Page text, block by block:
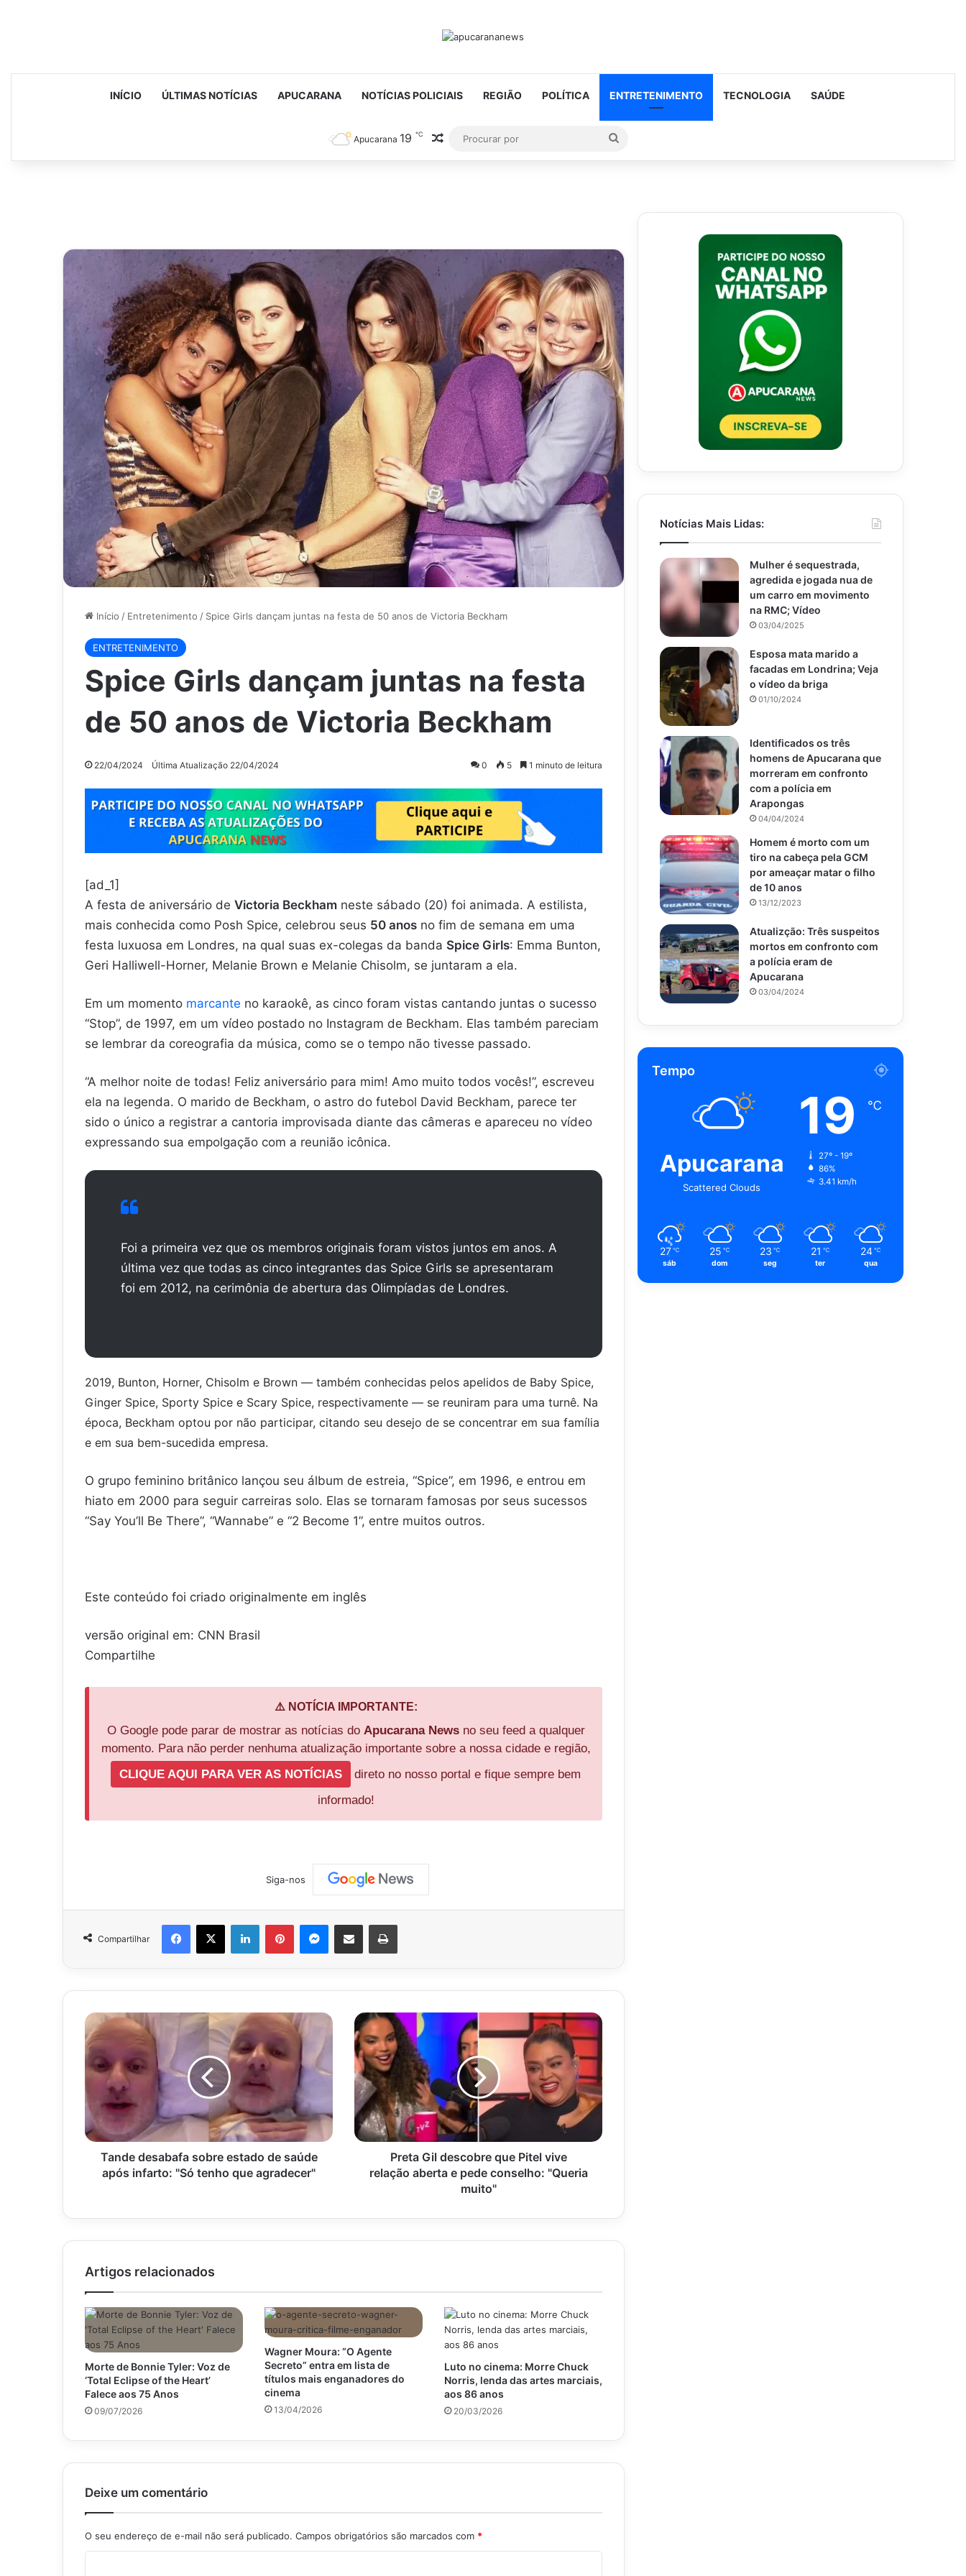
INÍCIO ÚLTIMAS NOTÍCIAS APUCARANA NOTÍCIAS POLICIAIS REGIÃO POLÍTICA ENTRETENIMENTO TECNOLOGIA SAÚDE
Apucarana 19 ℃ Artigo aleatório
Procurar
por
Início / Entretenimento / Spice Girls dançam juntas na festa de 50 anos de Victoria Beckham
ENTRETENIMENTO
Spice Girls dançam juntas na festa
de 50 anos de Victoria Beckham
22/04/2024 Última Atualização 22/04/2024 0 5 1 minuto de leitura
[ad_1]
A festa de aniversário de Victoria Beckham neste sábado (20) foi animada. A estilista,
mais conhecida como Posh Spice, celebrou seus 50 anos no fim de semana em uma
festa luxuosa em Londres, na qual suas ex-colegas da banda Spice Girls: Emma Bunton,
Geri Halliwell-Horner, Melanie Brown e Melanie Chisolm, se juntaram a ela.
Em um momento marcante no karaokê, as cinco foram vistas cantando juntas o sucesso
“Stop”, de 1997, em um vídeo postado no Instagram de Beckham. Elas também pareciam
se lembrar da coreografia da música, como se o tempo não tivesse passado.
“A melhor noite de todas! Feliz aniversário para mim! Amo muito todos vocês!”, escreveu
ela na legenda. O marido de Beckham, o astro do futebol David Beckham, parece ter
sido o único a registrar a cantoria improvisada diante das câmeras e apareceu no vídeo
expressando sua empolgação com a reunião icônica.
Foi a primeira vez que os membros originais foram vistos juntos em anos. A
última vez que todas as cinco integrantes das Spice Girls se apresentaram
foi em 2012, na cerimônia de abertura das Olimpíadas de Londres.
2019, Bunton, Horner, Chisolm e Brown — também conhecidas pelos apelidos de Baby Spice,
Ginger Spice, Sporty Spice e Scary Spice, respectivamente — se reuniram para uma turnê. Na
época, Beckham optou por não participar, citando seu desejo de se concentrar em sua família
e em sua bem-sucedida empresa.
O grupo feminino britânico lançou seu álbum de estreia, “Spice”, em 1996, e entrou em
hiato em 2000 para seguir carreiras solo. Elas se tornaram famosas por seus sucessos
“Say You’ll Be There”, “Wannabe” e “2 Become 1”, entre muitos outros.
Este conteúdo foi criado originalmente em inglês
versão original em: CNN Brasil
Compartilhe
⚠️ NOTÍCIA IMPORTANTE:
O Google pode parar de mostrar as notícias do Apucarana Newsno seu feed a qualquer
momento. Para não perder nenhuma atualização importante sobre a nossa cidade e região,
CLIQUE AQUI PARA VER AS NOTÍCIAS
direto no nosso portal e fique sempre bem
informado!
Siga-nos
Compartilhar
Facebook
X LinkedinPinterestMessenger
Compartilhar via e-mail Imprimir
Tande
desabafa
sobre
estado
saúde
após
infarto:
"Só
tenhoTande desabafa sobre estado de saúde
após infarto: "Só tenho que agradecer"
Preta
Gil
descobre
que
Pitel
vive
relação
aberta
e
conselho:
Preta Gil descobre que Pitel vive
relação aberta e pede conselho: "Queria
muito"
Artigos relacionados
Morte de Bonnie Tyler: Voz de
‘Total Eclipse of the Heart’
Falece aos 75 Anos
09/07/2026
Wagner Moura: “O Agente
Secreto” entra em lista de
títulos mais enganadores do
cinema
13/04/2026
Luto no cinema: Morre Chuck
Norris, lenda das artes marciais,
aos 86 anos
20/03/2026
Deixe um comentário
O seu endereço de e-mail não será publicado. Campos obrigatórios são marcados com *
Notícias Mais Lidas:
Mulher é sequestrada,
agredida e jogada nua de
um carro em movimento
na RMC; Vídeo
03/04/2025
Esposa mata marido a
facadas em Londrina; Veja
o vídeo da briga
01/10/2024
Identificados os três
homens de Apucarana que
morreram em confronto
com a polícia em
Arapongas
04/04/2024
Homem é morto com um
tiro na cabeça pela GCM
por ameaçar matar o filho
de 10 anos
13/12/2023
Atualizção: Três suspeitos
mortos em confronto com
a polícia eram de
Apucarana
03/04/2024
Tempo
Apucarana
Scattered Clouds
19 ℃
27º - 19º
86%
3.41 km/h
27 ℃
sáb
25 ℃
dom
23 ℃
seg
21 ℃
ter
24 ℃
qua